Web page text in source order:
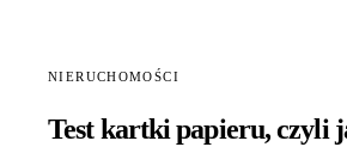
NIERUCHOMOŚCI
Test kartki papieru, czyli